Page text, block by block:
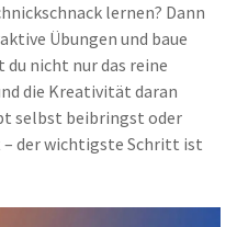
lernen? Dann
Übungen und baue
nicht nur das reine
die Kreativität daran
selbst beibringst oder
– der wichtigste Schritt ist